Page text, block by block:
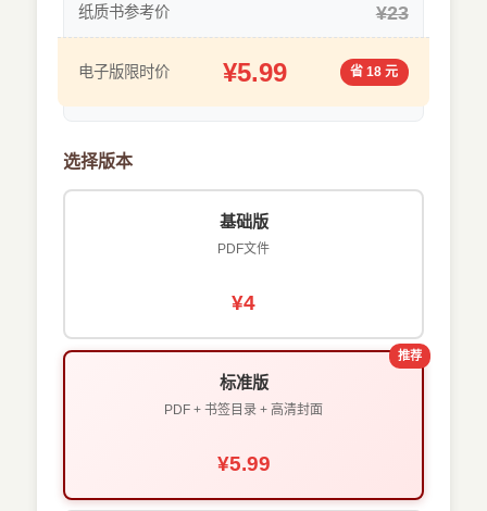
纸质书参考价 ¥23
电子版限时价 ¥5.99 省 18 元
选择版本
基础版
PDF文件
¥4
推荐
标准版
PDF + 书签目录 + 高清封面
¥5.99